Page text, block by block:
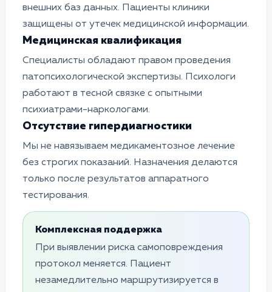
внешних баз данных. Пациенты клиники
защищены от утечек медицинской информации.
Медицинская квалификация
Специалисты обладают правом проведения
патопсихологической экспертизы. Психологи
работают в тесной связке с опытными
психиатрами-наркологами.
Отсутствие гипердиагностики
Мы не навязываем медикаментозное лечение
без строгих показаний. Назначения делаются
только после результатов аппаратного
тестирования.
Комплексная поддержка
При выявлении риска самоповреждения
протокол меняется. Пациент
незамедлительно маршрутизируется в